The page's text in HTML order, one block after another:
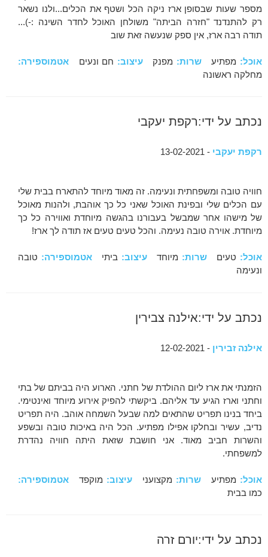
מספר שעות שבסופן ארז ניקה הכל ושטף את הכלים...ולנו נשאר
רק להתנדנד "חזרה הביתה" משולחן האוכל לחדר השינה :-)...
תודה רבה ארז, אין ספק שנעשה זאת שוב
אוכל: מפתיעשרות: מפנקעיצוב: חם ונעים אטמוספירה:
מחלקה ראשונה
נכתב על ידי:רקפת יעקבי
רקפת יעקבי - 13-02-2021
חוויה טובה ומשפחתית ונעימה. זה מאוד מיוחד להתארח בבית שלי
עם הכלים שלי ובפינת האוכל שאני כל כך אוהבת, ולהנות מאוכל
של מישהו אחר שמבשל בעבורנו בהגשה מיוחדת ואווירה כל כך
מיוחדת. אוירה טובה נעימה. והכל טעים טעים אז תודה לך ארז!
אוכל: טעיםשרות: מיוחדעיצוב: ביתיאטמוספירה: טובה
ונעימה
נכתב על ידי:אילנה צבירין
אילנה זבירין - 12-02-2021
הזמנתי את ארז ליום ההולדת של חתני. הארוע היה בביתם של בתי
וחתני וארז הגיע עד אליהם. ביקשתי להפיק אירוע מיוחד ואינטימי.
ביחד בנינו תפריט שהתאים למה שבעל השמחה אוהב. היה תפריט
נדיב, עשיר ובחלקו אפילו מפתיע. הכל היה באיכות טובה ובשפע
והשרות חביב מאוד. אני חושבת שזאת היתה חוויה נהדרת
למשפחתי.
אוכל: מפתיע שרות: מקצועני עיצוב: מוקפד אטמוספירה:
כמו בבית
נכתב על ידי:יורם זרה